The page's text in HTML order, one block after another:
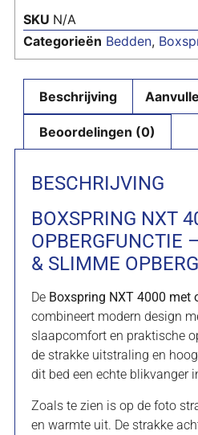
SKU N/A
Categorieën Bedden,
Beschrijving
Beoordelingen (0)
BESCHRIJVING
BOXSPRING NXT
OPBERGFUNCTIE
& SLIMME
De Boxspring NXT 4000 met
combineert modern design
slaapcomfort en praktische
de strakke uitstraling en
dit bed een echte blikvanger
Zoals te zien is op de foto
en warmte uit. De strakke